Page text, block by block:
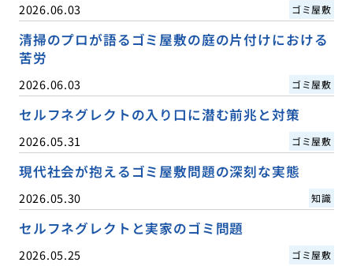
2026.06.03 ゴミ屋敷
清掃のプロが語るゴミ屋敷の庭の片付けにおける
苦労
2026.06.03 ゴミ屋敷
セルフネグレクトの入り口に潜む前兆と対策
2026.05.31 ゴミ屋敷
現代社会が抱えるゴミ屋敷問題の深刻な実態
2026.05.30 知識
セルフネグレクトと実家のゴミ問題
2026.05.25 ゴミ屋敷